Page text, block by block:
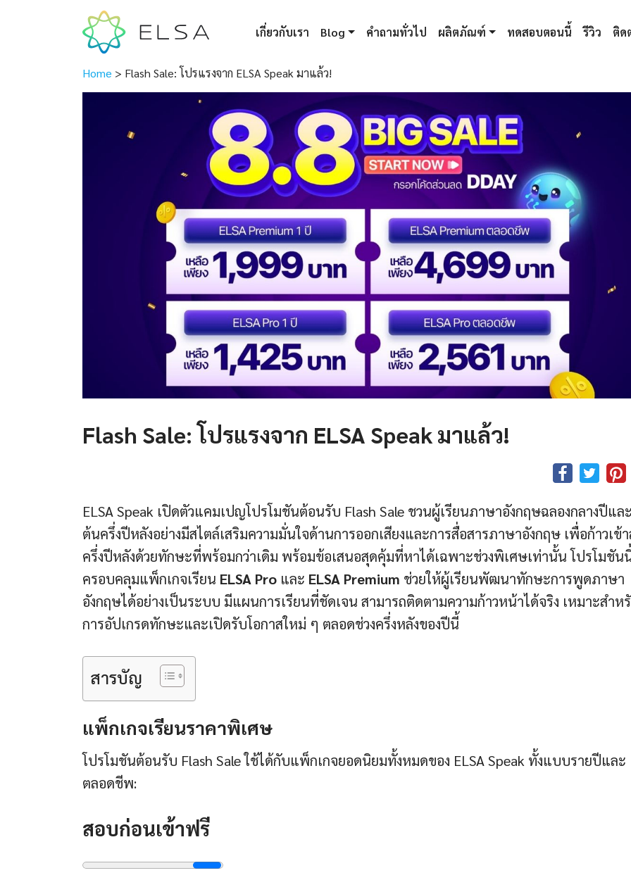
เกี่ยวกับเรา Blog คำถามทั่วไป ผลิตภัณฑ์ ทดสอบตอนนี้ รีวิว ติด
Home > Flash Sale: โปรแรงจาก ELSA Speak มาแล้ว!
Flash Sale: โปรแรงจาก ELSA Speak มาแล้ว!
ELSA Speak เปิดตัวแคมเปญโปรโมชันต้อนรับ Flash Sale ชวนผู้เรียนภาษาอังกฤษฉลองกลางปีแล
ต้นครึ่งปีหลังอย่างมีสไตล์เสริมความมั่นใจด้านการออกเสียงและการสื่อสารภาษาอังกฤษ เพื่อก้าวเข้
ครึ่งปีหลังด้วยทักษะที่พร้อมกว่าเดิม พร้อมข้อเสนอสุดคุ้มที่หาได้เฉพาะช่วงพิเศษเท่านั้น โปรโมชัน
ครอบคลุมแพ็กเกจเรียน ELSA Pro และ ELSA Premium ช่วยให้ผู้เรียนพัฒนาทักษะการพูดภาษา
อังกฤษได้อย่างเป็นระบบ มีแผนการเรียนที่ชัดเจน สามารถติดตามความก้าวหน้าได้จริง เหมาะสำห
การอัปเกรดทักษะและเปิดรับโอกาสใหม่ ๆ ตลอดช่วงครึ่งหลังของปีนี้
สารบัญ
แพ็กเกจเรียนราคาพิเศษ
โปรโมชันต้อนรับ Flash Sale ใช้ได้กับแพ็กเกจยอดนิยมทั้งหมดของ ELSA Speak ทั้งแบบรายปีและ
ตลอดชีพ:
สอบก่อนเข้าฟรี